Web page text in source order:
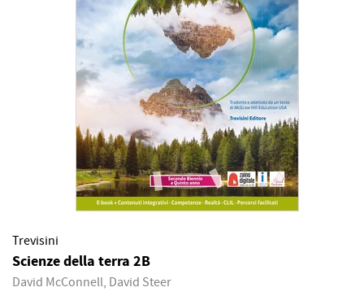
Trevisini
Scienze della terra 2B
David McConnell, David Steer